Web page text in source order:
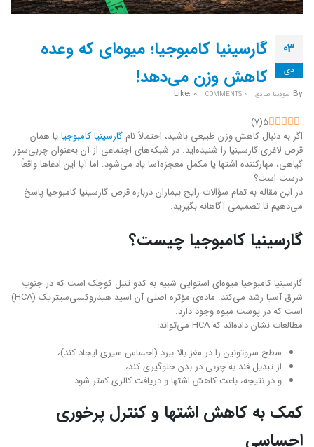
03
دی
گارسینیا کامبوجیا؛ میوه‌ای که وعده
کاهش وزن می‌دهد!
By سودینا صادق 0 COMMENTS
Like: 0
5
(
7
)
اگر به دنبال کاهش وزن طبیعی باشید، احتمالاً نام گارسینیا کامبوجیایا همان
قرص لاغری گارسینیا را شنیده‌اید. در شبکه‌های اجتماعی از آن به‌عنوان چربی‌سوز
گیاهی، مهارکننده اشتها یا مکمل معجزه‌آسا یاد می‌شود. اما آیا این ادعاها واقعاً
درست است؟
در این مقاله به تمام سؤالات رایج بیماران درباره قرص گارسینیا کامبوجیا پاسخ
می‌دهیم تا تصمیمی آگاهانه بگیرید.
گارسینیا کامبوجیا چیست؟
گارسینیا کامبوجیا میوه‌ای استوایی شبیه به کدو تنبل کوچک است که در جنوب
شرق آسیا رشد می‌کند. ماده‌ی مؤثره اصلی آن اسید هیدروکسی‌سیتریک (HCA)
است که در پوست میوه وجود دارد.
مطالعات نشان داده‌اند که HCA می‌تواند:
سطح سروتونین را در مغز بالا ببرد (احساس سیری ایجاد کند)،
از تبدیل قند به چربی در بدن جلوگیری کند،
و در نتیجه، باعث کاهش اشتها و دریافت کالری کمتر شود.
کمک به کاهش اشتها و کنترل پرخوری
احساسی